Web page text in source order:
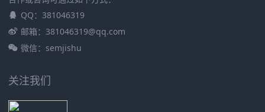
QQ：381046319
邮箱：381046319@qq.com
微信：semjishu
关注我们